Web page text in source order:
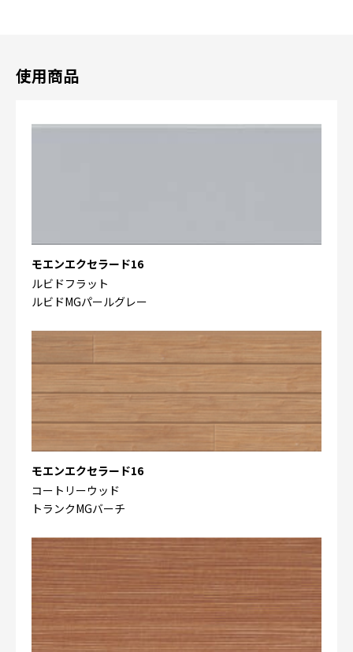
使用商品
モエンエクセラード16
ルビドフラット
ルビドMGパールグレー
モエンエクセラード16
コートリーウッド
トランクMGバーチ